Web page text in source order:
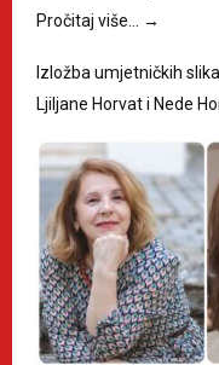
Pročitaj više…
→
Izložba umjetničkih
Ljiljane Horvat i Nede